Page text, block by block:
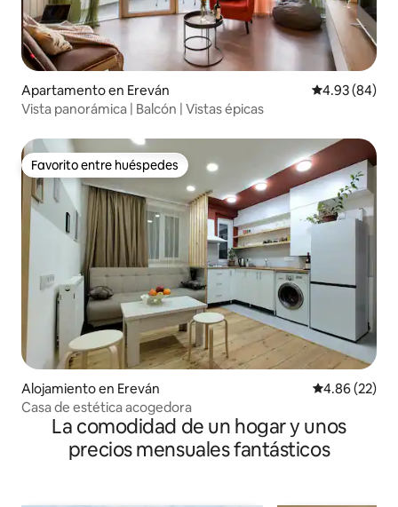
Apartamento en Ereván Calificación
4.93 (84)
Vista panorámica | Balcón | Vistas épicas
Favorito entre huéspedes
Favorito entre huéspedes
Alojamiento en Ereván Calificación
4.86 (22)
Casa de estética acogedora
La comodidad de un hogar y unos
precios mensuales fantásticos